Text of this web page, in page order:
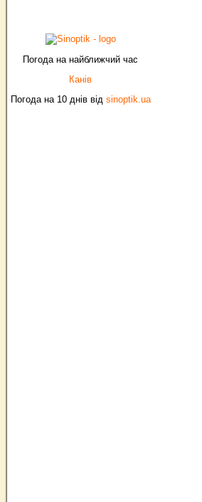
Погода на найближчий час
Канів
Погода на 10 днів від sinoptik.ua